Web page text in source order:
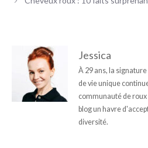
Jessica
À 29 ans, la
de vie unique
communauté de
blog un havre
diversité.